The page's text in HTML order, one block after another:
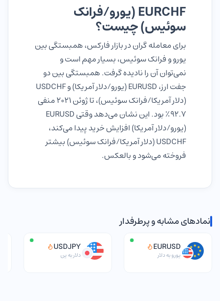
EURCHF (یورو/فرانک
سوئیس) چیست؟
برای معامله گران در بازار فارکس، همبستگی بین
یورو و فرانک سوئیس، بسیار مهم است و
نمی‌توان آن را نادیده گرفت. همبستگی بین دو
جفت ارز، EURUSD (یورو/دلار آمریکا) و USDCHF
(دلار آمریکا/فرانک سوئیس)، تا ژوئن 2021 منفی
92.7٪ بود. این نشان می‌دهد وقتی EURUSD
(یورو/دلار آمریکا) افزایش خرید پیدا می‌کند،
USDCHF (دلار آمریکا/فرانک سوئیس) بیشتر
فروخته می‌شود و بالعکس.
نمادهای مشابه و پرطرفدار
EURUSD
یورو به دلار
USDJPY
دلار به ین